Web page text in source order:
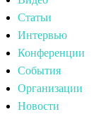
Статьи
Интервью
Конференции
События
Организации
Новости